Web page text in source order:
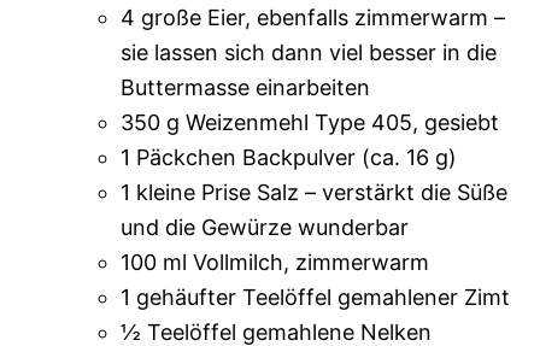
4 große Eier, ebenfalls zimmerwarm –
sie lassen sich dann viel besser in die
Buttermasse einarbeiten
350 g Weizenmehl Type 405, gesiebt
1 Päckchen Backpulver (ca. 16 g)
1 kleine Prise Salz – verstärkt die Süße
und die Gewürze wunderbar
100 ml Vollmilch, zimmerwarm
1 gehäufter Teelöffel gemahlener Zimt
½ Teelöffel gemahlene Nelken